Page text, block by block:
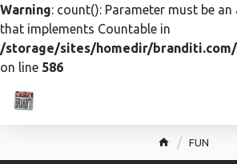
Warning: count(): Parameter must be
that implements Countable in
/storage/sites/homedir/
on line 586
FUN